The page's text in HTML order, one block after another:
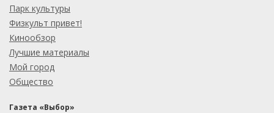
Парк культуры
Физкульт привет!
Кинообзор
Лучшие материалы
Мой город
Общество
Газета «Выбор»